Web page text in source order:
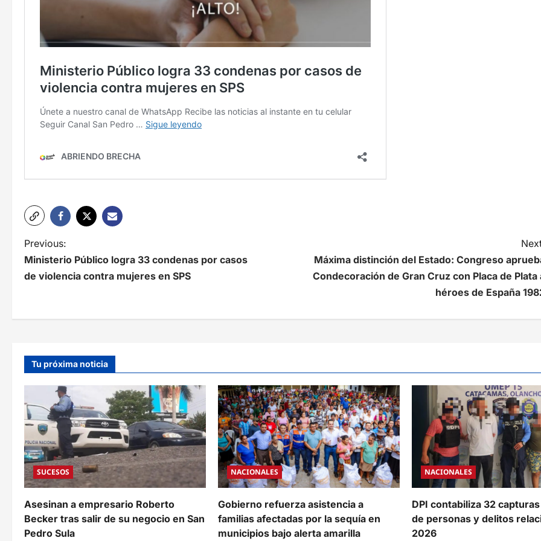
N
a
a
c
ó
n
d
e
e
n
Previous:
Ministerio Público logra 33 condenas por casos
de violencia contra mujeres en SPS
Máxima distinción del Estado: Congreso
Condecoración de Gran Cruz con Placa de Plata
héroes de España
Tu próxima noticia
SUCESOS
Asesinan a empresario Roberto
Becker tras salir de su negocio en San
Pedro Sula
NACIONALES
Gobierno refuerza asistencia a
familias afectadas por la sequía en
municipios bajo alerta amarilla
NACIONALES
DPI contabiliza 32
de personas y delitos
2026